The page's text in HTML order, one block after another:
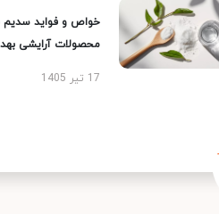
خواص و فواید سدیم
محصولات آرایشی
17 تیر 1405